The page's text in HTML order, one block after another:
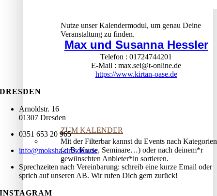
Nutze unser Kalendermodul, um genau Deine
Veranstaltung zu finden.
ZUM KALENDER
Mit der Filterbar kannst du Events nach Kategorien
(z. B. Kurse, Seminare…) oder nach deinem*r
gewünschten Anbieter*in sortieren.
Max und Susanna Hessler
Telefon
01724744201
E-Mail
max.sei@t-online.de
https://www.kirtan-oase.de
DRESDEN
Arnoldstr. 16
01307 Dresden
0351 653 20 965
info@moksha-dresden.de
Sprechzeiten nach Vereinbarung: schreib eine kurze Email oder
sprich auf unseren AB. Wir rufen Dich gern zurück!
INSTAGRAM